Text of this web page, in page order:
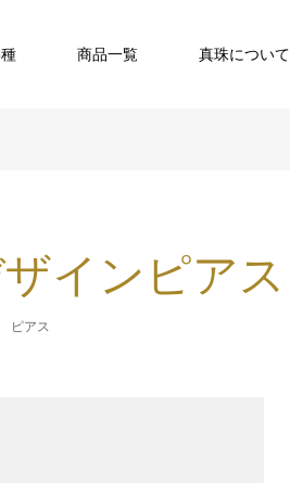
商品一覧 真珠について
インピアス
ピアス